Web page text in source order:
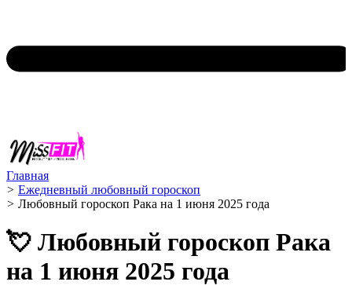
Главная
> Ежедневный любовный гороскоп
> Любовный гороскоп Рака на 1 июня 2025 года
💘 Любовный гороскоп Рака
на 1 июня 2025 года